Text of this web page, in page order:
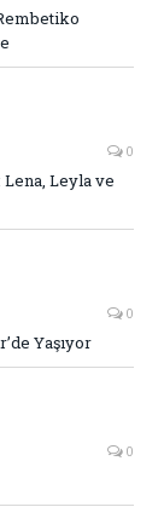
0
Lena, Leyla ve
0
Yaşıyor
0